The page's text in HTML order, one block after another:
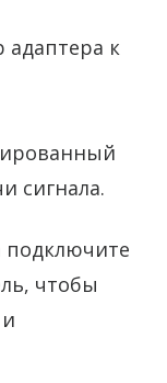
к
сигнала.
подключите
чтобы